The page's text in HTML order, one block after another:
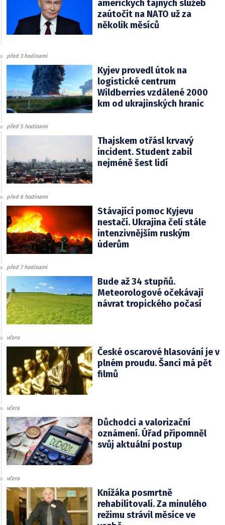
amerických tajných služeb
zaútočit na NATO už za
několik měsíců
před 3 hodinami
Kyjev provedl útok na
logistické centrum
Wildberries vzdálené 2000
km od ukrajinských hranic
před 5 hodinami
Thajskem otřásl krvavý
incident. Student zabil
nejméně šest lidí
před 6 hodinami
Stávající pomoc Kyjevu
nestačí. Ukrajina čelí stále
intenzivnějším ruským
úderům
před 7 hodinami
Bude až 34 stupňů.
Meteorologové očekávají
návrat tropického počasí
včera
České oscarové hlasování je v
plném proudu. Šanci má pět
filmů
včera
Důchodci a valorizační
oznámení. Úřad připomněl
svůj aktuální postup
včera
Knížáka posmrtně
rehabilitovali. Za minulého
režimu strávil měsíce ve